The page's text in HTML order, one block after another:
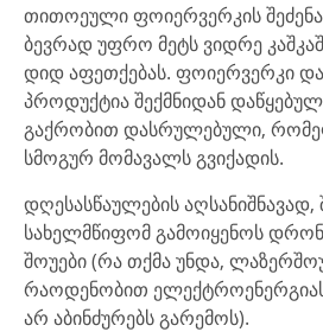
თითოეული ფოიერვერკის
ბევრად უფრო მეტს ვიდრე
დიდ აფეთქებას. ფოიერვერკი
პროდუქტია შექმნიდან
გაქრობით დასრულებული,
სმოგურ მომავალს გვიქადის.
დღესასწაულების აღსანიშნავად,
სახელმწიფომ გამოიყენოს
შოუები (რა თქმა უნდა,
რაოდენობით
არ აბინძურებს გარემოს).